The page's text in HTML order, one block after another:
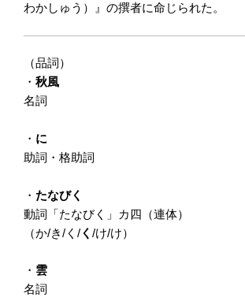
わかしゅう）』の撰者に命じられた。
（品詞）
・ 秋風
名詞
・ に
助詞・格助詞
・ たなびく
動詞「たなびく」カ四（連体）
（か/き/く/ く /け/け）
・ 雲
名詞